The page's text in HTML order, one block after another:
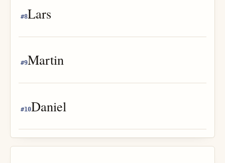
#8Lars
#9Martin
#10Daniel